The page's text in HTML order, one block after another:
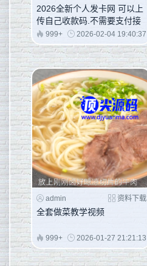
2026全新个人发卡网 可以上
传自己收款码.不需要支付接
口 999+ 2026-02-04 19:40:37
admin 资料下载
全套做菜教学视频
999+ 2026-01-27 21:21:13